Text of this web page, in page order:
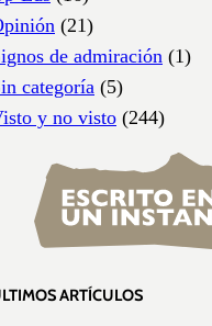
(21)
de admiración (1)
categoría (5)
y no visto (244)
ARTÍCULOS